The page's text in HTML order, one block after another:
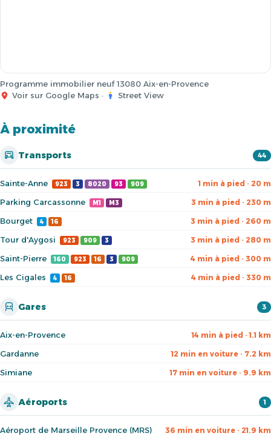
Programme immobilier neuf 13080 Aix-en-Provence
Voir sur Google Maps · Street View
À proximité
Transports 44
Sainte-Anne 923 3 8020 93 909 1 min à pied · 20 m
Parking Carcassonne M1 M3 3 min à pied · 230 m
Bourget 4 16 3 min à pied · 260 m
Tour d'Aygosi 923 909 3 3 min à pied · 280 m
Saint-Pierre 160 923 16 3 909 4 min à pied · 300 m
Les Cigales 4 16 4 min à pied · 330 m
Gares 3
Aix-en-Provence 14 min à pied · 1.1 km
Gardanne 12 min en voiture · 7.2 km
Simiane 17 min en voiture · 9.9 km
Aéroports 1
Aéroport de Marseille Provence (MRS) 36 min en voiture · 21.9 km